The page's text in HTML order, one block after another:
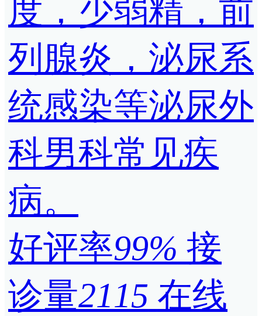
度，少弱精，前
列腺炎，泌尿系
统感染等泌尿外
科男科常见疾
病。
好评率99% 接
诊量2115 在线